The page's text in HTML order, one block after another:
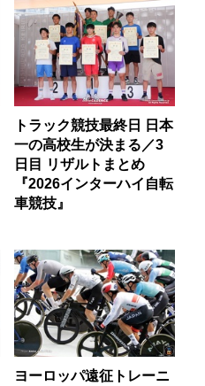
トラック競技最終日 日本
一の高校生が決まる／3
日目 リザルトまとめ
『2026インターハイ自転
車競技』
ヨーロッパ遠征トレーニ